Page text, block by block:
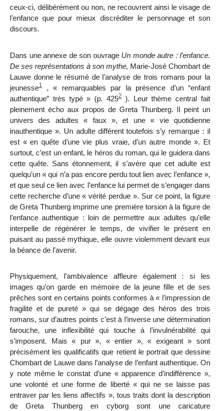
ceux-ci, délibérément ou non, ne recouvrent ainsi le visage de
l’enfance que pour mieux discréditer le personnage et son
discours.
Dans une annexe de son ouvrage Un monde autre : l’enfance.
De ses représentations à son mythe, Marie-José Chombart de
Lauwe donne le résumé de l’analyse de trois romans pour la
jeunesse1
, « remarquables par la présence d’un “enfant
authentique” très typé » (p. 4252 ). Leur thème central fait
pleinement écho aux propos de Greta Thunberg. Il peint un
univers des adultes « faux », et une « vie quotidienne
inauthentique ». Un adulte différent toutefois s’y remarque : il
est « en quête d’une vie plus vraie, d’un autre monde ». Et
surtout, c’est un enfant, le héros du roman, qui le guidera dans
cette quête. Sans étonnement, il s’avère que cet adulte est
quelqu’un « qui n’a pas encore perdu tout lien avec l’enfance »,
et que seul ce lien avec l’enfance lui permet de s’engager dans
cette recherche d’une « vérité perdue ». Sur ce point, la figure
de Greta Thunberg imprime une première torsion à la figure de
l’enfance authentique : loin de permettre aux adultes qu’elle
interpelle de régénérer le temps, de vivifier le présent en
puisant au passé mythique, elle ouvre violemment devant eux
la béance de l’avenir.
Physiquement, l’ambivalence affleure également : si les
images qu’on garde en mémoire de la jeune fille et de ses
prêches sont en certains points conformes à « l’impression de
fragilité et de pureté » qui se dégage des héros des trois
romans, sur d’autres points c’est à l’inverse une détermination
farouche, une inflexibilité qui touche à l’invulnérabilité qui
s’imposent. Mais « pur », « entier », « exigeant » sont
précisément les qualificatifs que retient le portrait que dessine
Chombart de Lauwe dans l’analyse de l’enfant authentique. On
y note même le constat d’une « apparence d’indifférence »,
une volonté et une formede liberté « qui ne se laisse pas
entraver par les liens affectifs », tous traits dont la description
de Greta Thunberg en cyborg sont une caricature